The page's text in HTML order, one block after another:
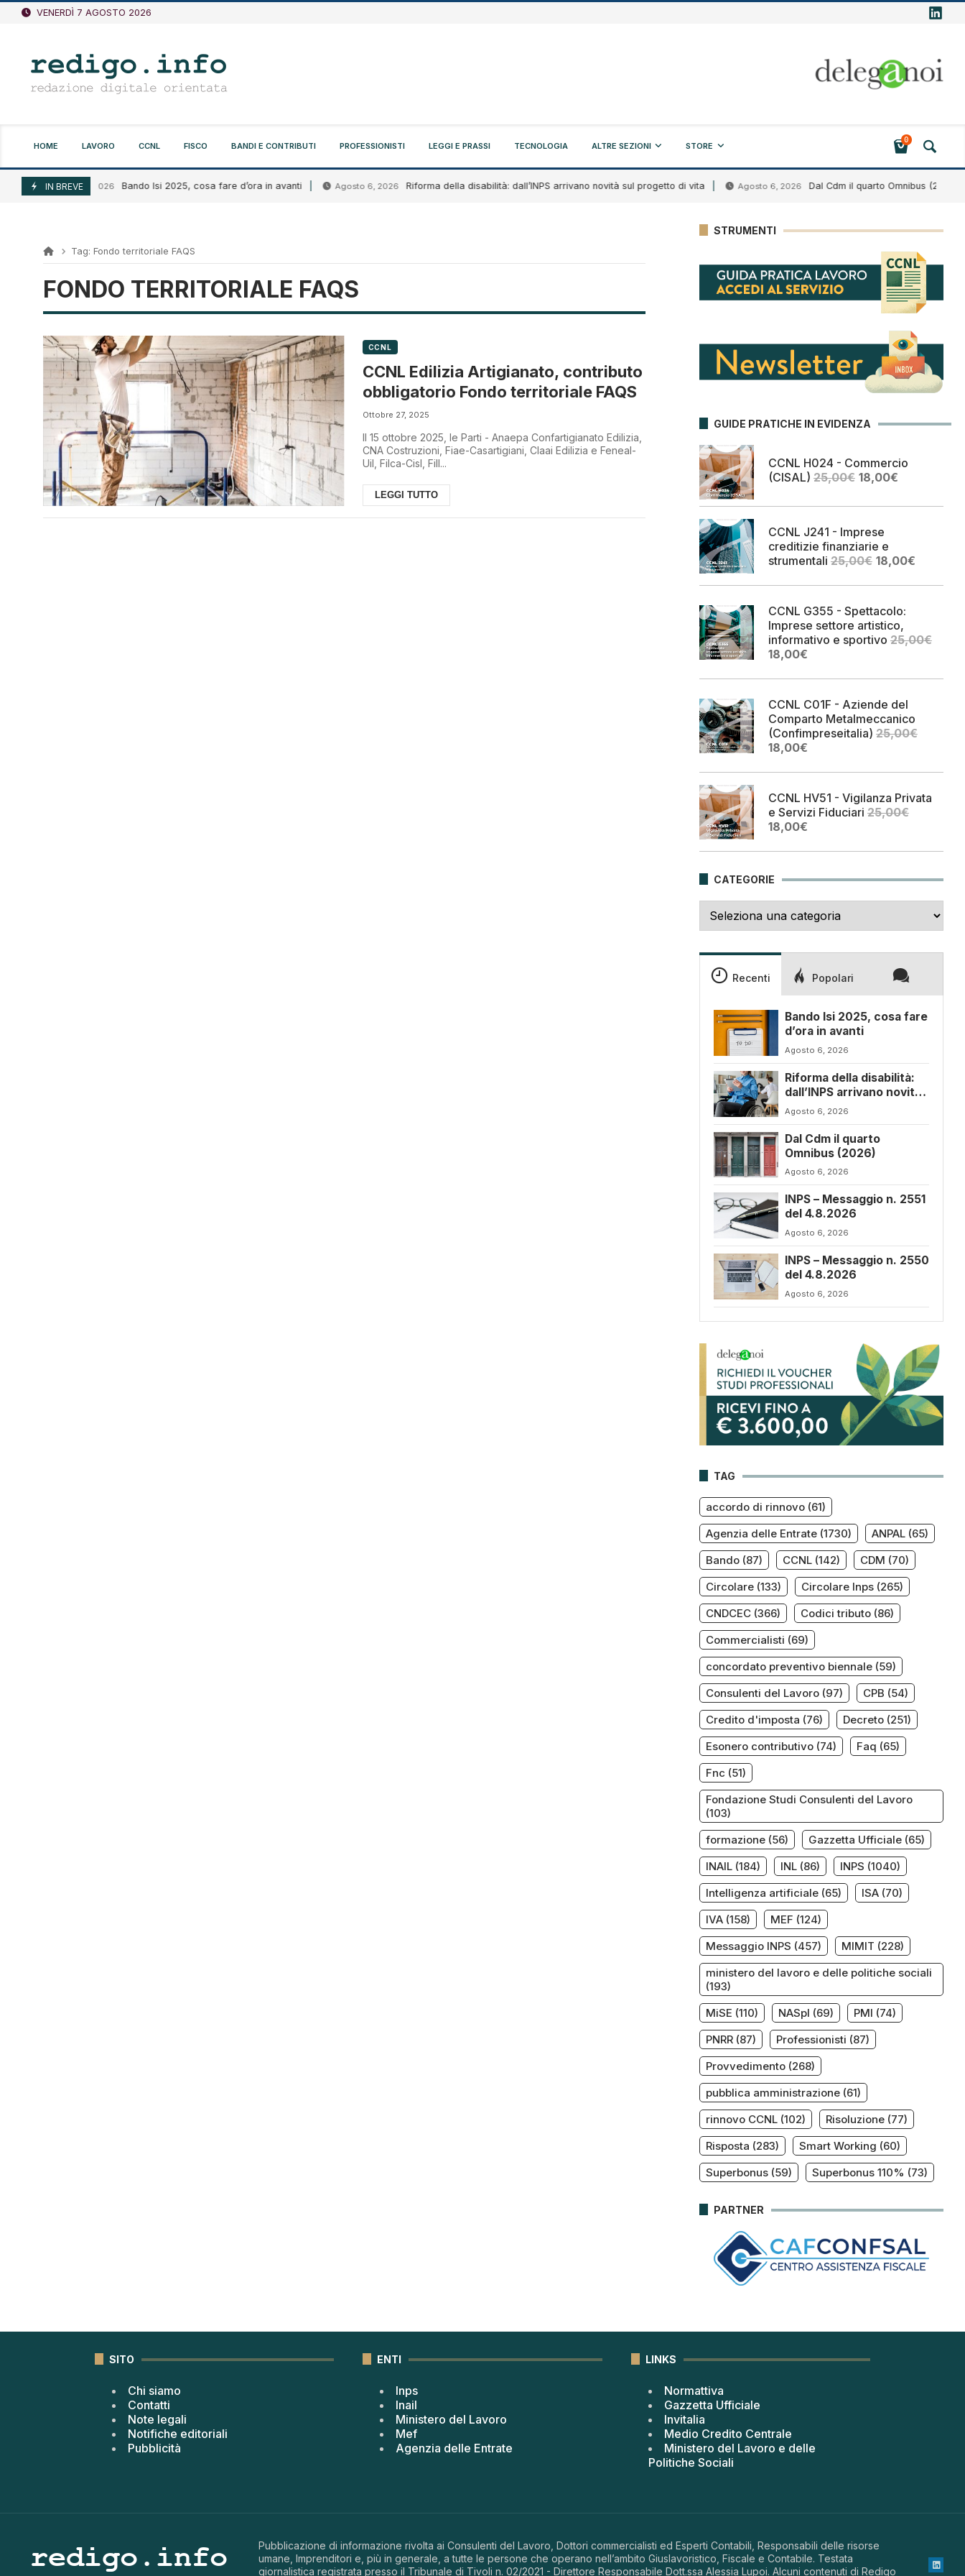
Vai
VENERDÌ 7 AGOSTO 2026
HOME LAVORO CCNL FISCO BANDI E CONTRIBUTI PROFESSIONISTI LEGGI E PRASSI TECNOLOGIA ALTRE SEZIONI STORE
0
IN BREVE
Agosto 6, 2026 Bando Isi 2025, cosa fare d’ora in avanti Agosto 6, 2026 Riforma della disabilità: dall’INPS arrivano novità sul progetto di vita Agosto 6, 2026 Dal Cdm il quarto Omnibus (2026)
Tag: Fondo territoriale FAQS
FONDO TERRITORIALE FAQS
CCNL
CCNL Edilizia Artigianato, contributo
obbligatorio Fondo territoriale FAQS
Ottobre 27, 2025
Il 15 ottobre 2025, le Parti - Anaepa Confartigianato Edilizia,
CNA Costruzioni, Fiae-Casartigiani, Claai Edilizia e Feneal-
Uil, Filca-Cisl, Fill...
LEGGI TUTTO
STRUMENTI
GUIDE PRATICHE IN EVIDENZA
CCNL H024 - Commercio
(CISAL) 25,00€ Il
originale
25,00€.
18,00€Il
attuale
CCNL J241 - Imprese
creditizie finanziarie e
strumentali 25,00€ Il
originale
25,00€.
18,00€Il
attuale
CCNL G355 - Spettacolo:
Imprese settore artistico,
informativo e sportivo 25,00€
Il
originale
25,00€.
18,00€Il
attuale
18,00€.
CCNL C01F - Aziende del
Comparto Metalmeccanico
(Confimpreseitalia) 25,00€
Il
originale
25,00€.
18,00€Il
attuale
18,00€.
CCNL HV51 - Vigilanza Privata
e Servizi Fiduciari 25,00€
Il
originale
25,00€.
18,00€Il
attuale
18,00€.
CATEGORIE
Recenti Popolari
Bando Isi 2025, cosa fare
d’ora in avanti
Agosto 6, 2026
Riforma della disabilità:
dall’INPS arrivano novità
sul progetto di vita
Agosto 6, 2026
Dal Cdm il quarto
Omnibus (2026)
Agosto 6, 2026
INPS – Messaggio n. 2551
del 4.8.2026
Agosto 6, 2026
INPS – Messaggio n. 2550
del 4.8.2026
Agosto 6, 2026
TAG
accordo di rinnovo(61)
Agenzia delle Entrate(1730) ANPAL(65)
Bando(87) CCNL(142) CDM (70)
Circolare(133) Circolare Inps(265)
CNDCEC(366) Codici tributo(86)
Commercialisti (69)
concordato preventivo biennale(59)
Consulenti del Lavoro(97) CPB (54)
Credito d'imposta (76) Decreto(251)
Esonero contributivo(74) Faq (65)
Fnc (51)
Fondazione Studi Consulenti del Lavoro
(103)
formazione(56) Gazzetta Ufficiale(65)
INAIL(184) INL(86) INPS (1040)
Intelligenza artificiale(65) ISA(70)
IVA(158) MEF (124)
Messaggio INPS (457) MIMIT (228)
ministero del lavoro e delle politiche sociali
(193)
MiSE (110) NASpI (69) PMI (74)
PNRR(87) Professionisti (87)
Provvedimento(268)
pubblica amministrazione(61)
rinnovo CCNL(102) Risoluzione(77)
Risposta (283) Smart Working (60)
Superbonus(59) Superbonus 110% (73)
PARTNER
SITO
Chi siamo
Contatti
Note legali
Notifiche editoriali
Pubblicità
ENTI
Inps
Inail
Ministero del Lavoro
Mef
Agenzia delle Entrate
LINKS
Normattiva
Gazzetta Ufficiale
Invitalia
Medio Credito Centrale
Ministero del Lavoro e delle
Politiche Sociali
Pubblicazione di informazione rivolta ai Consulenti del Lavoro, Dottori commercialisti ed Esperti Contabili, Responsabili delle risorse
umane, Imprenditori e, più in generale, a tutte le persone che operano nell’ambito Giuslavoristico, Fiscale e Contabile. Testata
giornalistica registrata presso il Tribunale di Tivoli n. 02/2021 - Direttore Responsabile Dott.ssa Alessia Lupoi. Alcuni contenuti di Redigo